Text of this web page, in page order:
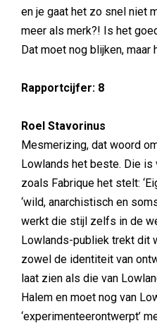
en je gaat het zo snel niet
meer als merk?! Is het
Dat moet nog blijken,
Rapportcijfer: 8
Roel Stavorinus
Mesmerizing, dat woord
Lowlands het beste. Die is
zoals Fabrique het stelt:
‘wild, anarchistisch en
werkt die stijl zelfs in de
Lowlands-publiek trekt dit
zowel de identiteit van
laat zien als die van
Halem en moet nog van
‘experimenteerontwerpt’